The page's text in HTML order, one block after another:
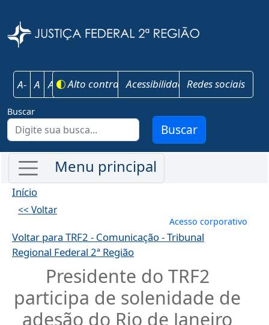
A- A A+ Alto contrasteAcessibilidadeRedes sociais
Buscar
Buscar
Início
<< Voltar
Menu de
Acesso corporativo
Voltar para TRF2 - Comunicação - Tribunal
Regional Federal 2ª Região
Presidente do TRF2
participa de solenidade de
adesão do Rio de Janeiro